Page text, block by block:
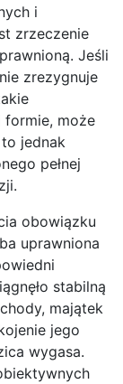
i
zrzeczenie
Jeśli
zrezygnuje
formie, może
jednak
pełnej
obowiązku
uprawniona
stabilną
majątek
jego
wygasa.